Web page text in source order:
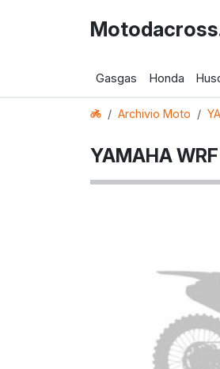
Gasgas Honda
Archivio Moto
YAMAHA